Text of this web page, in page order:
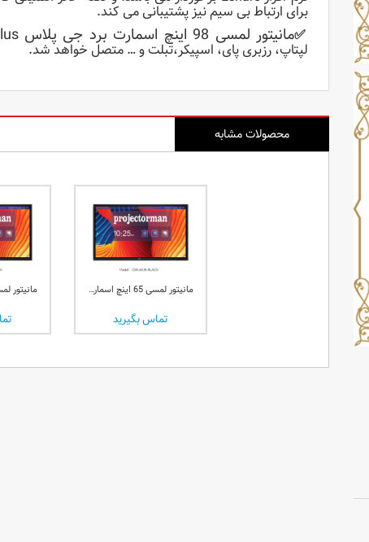
برای ارتباط بی سیم نیز پشتیبانی می کند.
✅مانیتور لمسی 98 اینچ اسمارت برد جی پلاس Gplus
لپتاپ، رزبری پای، اسپیکر،تبلت و … متصل خواهد شد.
محصولات مشابه
مانیتور لمسی 65 اینچ اسمارت برد جی پلاس Gplus مدل GSB-65JB-BLACK
تماس بگیرید